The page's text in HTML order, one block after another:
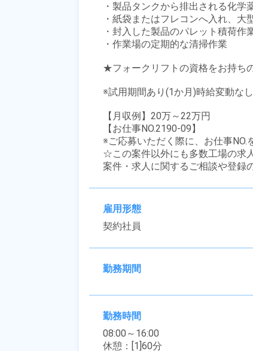
・製品タンクから排出される化学
・紙袋またはフレコンへ入れ、大
・封入した製品のパレット積荷作
・作業場の定期的な清掃作業
★フォークリフトの資格をお持ち
※試用期間あり(1か月)時給変動なし
【月収例】20万～22万円
【お仕事NO.2190-09】
※ご応募いただく際に、お仕事NO.
☆この案件以外にも多数工場の求
案件・求人に関するご相談や登録
雇用形態
契約社員
勤務期間
勤務時間
08:00～16:00
休憩：[1]60分